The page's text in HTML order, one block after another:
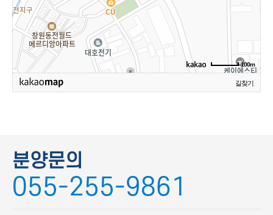
100m
길찾기
분양문의
055-255-9861